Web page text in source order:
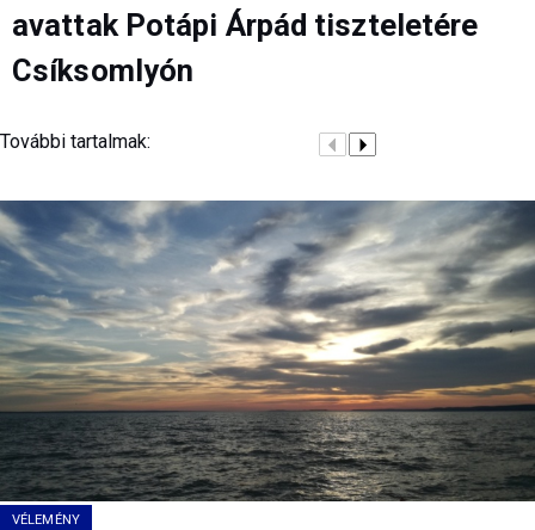
avattak Potápi Árpád tiszteletére
Csíksomlyón
További tartalmak:
VÉLEMÉNY